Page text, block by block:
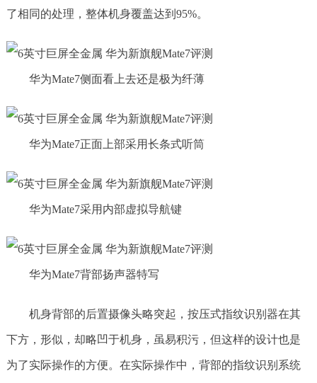
了相同的处理，整体机身覆盖达到95%。
华为Mate7侧面看上去还是极为纤薄
华为Mate7正面上部采用长条式听筒
华为Mate7采用内部虚拟导航键
华为Mate7背部扬声器特写
机身背部的后置摄像头略突起，按压式指纹识别器在其
下方，形似，却略凹于机身，虽易积污，但这样的设计也是
为了实际操作的方便。在实际操作中，背部的指纹识别系统